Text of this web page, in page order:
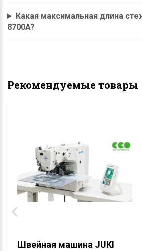
Какая максимальная длина
8700A?
Рекомендуемые товары
Швейная машина JUKI